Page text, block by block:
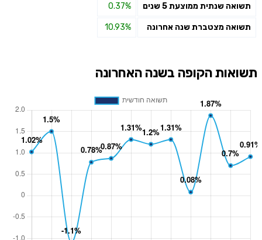
תשואה שנתית ממוצעת 5 שנים 0.37%
תשואה מצטברת שנה אחרונה 10.93%
תשואות הקופה בשנה האחרונה